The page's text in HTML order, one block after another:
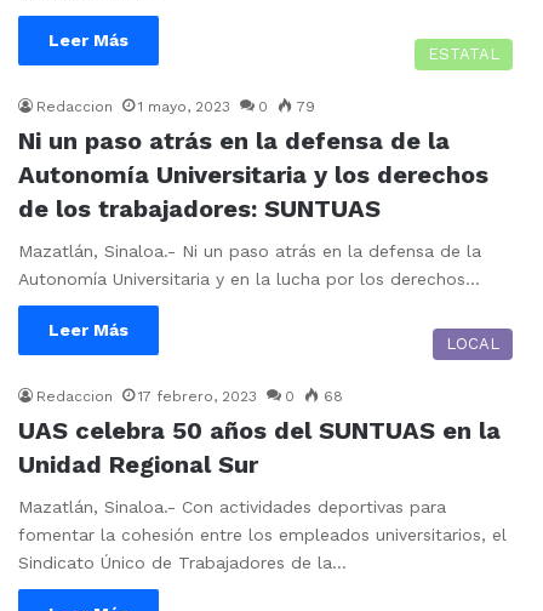
Leer Más
ESTATAL
Redaccion 1 mayo, 2023 0 79
Ni un paso atrás en la defensa de la
Autonomía Universitaria y los derechos
de los trabajadores: SUNTUAS
Mazatlán, Sinaloa.- Ni un paso atrás en la defensa de la
Autonomía Universitaria y en la lucha por los derechos…
Leer Más
LOCAL
Redaccion 17 febrero, 2023 0 68
UAS celebra 50 años del SUNTUAS en la
Unidad Regional Sur
Mazatlán, Sinaloa.- Con actividades deportivas para
fomentar la cohesión entre los empleados universitarios, el
Sindicato Único de Trabajadores de la…